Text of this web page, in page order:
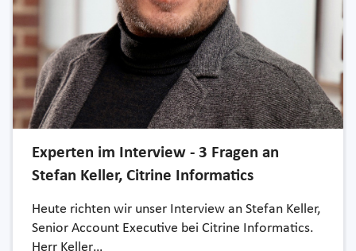
Experten im Interview - 3 Fragen an
Stefan Keller, Citrine Informatics
Heute richten wir unser Interview an Stefan Keller,
Senior Account Executive bei Citrine Informatics.
Herr Keller…